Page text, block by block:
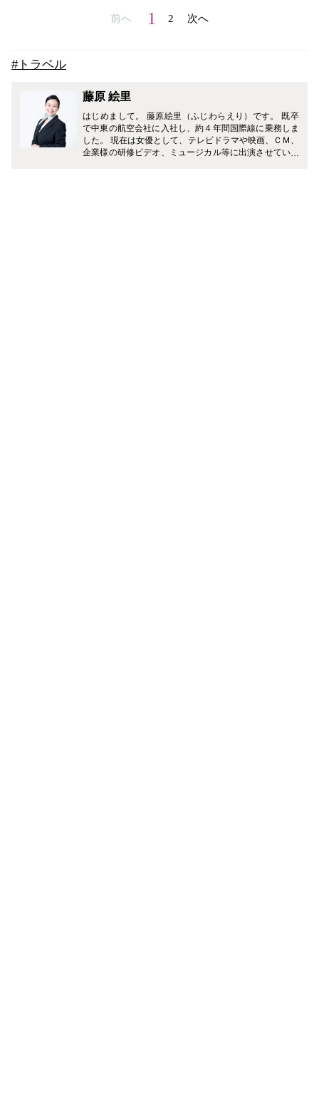
前へ 1 2 次へ
#トラベル
藤原 絵里
はじめまして。 藤原絵里（ふじわらえり）です。 既卒
で中東の航空会社に入社し、約４年間国際線に乗務しま
した。 現在は女優として、テレビドラマや映画、ＣＭ、
企業様の研修ビデオ、ミュージカル等に出演させていた